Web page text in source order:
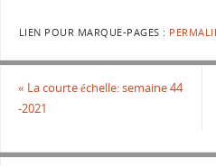
LIEN POUR MARQUE-PAGES :
« La courte échelle: semaine 44
-2021